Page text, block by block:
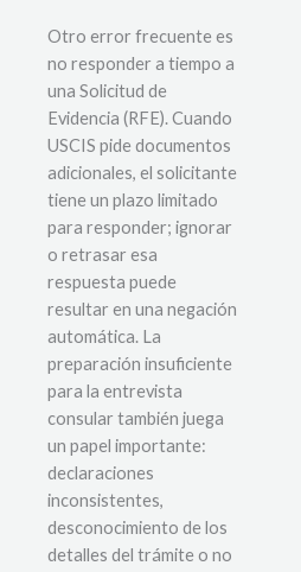
Otro error frecuente es
no responder a tiempo a
una Solicitud de
Evidencia (RFE). Cuando
USCIS pide documentos
adicionales, el solicitante
tiene un plazo limitado
para responder; ignorar
o retrasar esa
respuesta puede
resultar en una negación
automática. La
preparación insuficiente
para la entrevista
consular también juega
un papel importante:
declaraciones
inconsistentes,
desconocimiento de los
detalles del trámite o no